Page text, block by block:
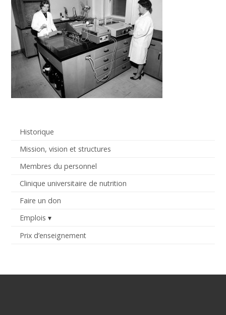
Historique
Mission, vision et structures
Membres du personnel
Clinique universitaire de nutrition
Faire un don
Emplois
Prix d’enseignement